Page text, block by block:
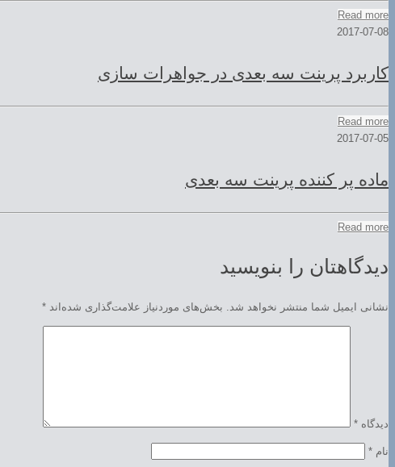
Read more
2017-07-08
کاربرد پرینت سه بعدی در جواهرات سازی
Read more
2017-07-05
ماده پر کننده پرینت سه بعدی
Read more
دیدگاهتان را بنویسید
نشانی ایمیل شما منتشر نخواهد شد. بخش‌های موردنیاز علامت‌گذاری شده‌اند *
دیدگاه *
نام *